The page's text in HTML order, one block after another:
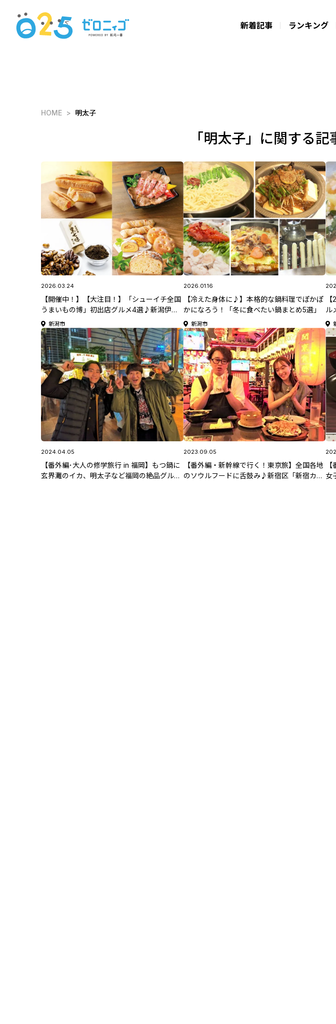
新着記事 ランキング
HOME 明太子
「明太子」に関する記
2026.03.24
【開催中！】【大注目！】「シューイチ全国
うまいもの博」初出店グルメ4選♪新潟伊勢
丹で開催！第1弾は3月25日(水)から！
新潟市
2026.01.16
【冷えた身体に♪】本格的な鍋料理でぽかぽ
かになろう！「冬に食べたい鍋まとめ5選」
新潟市
ル
ニ
2024.04.05
【番外編･大人の修学旅行 in 福岡】もつ鍋に
玄界灘のイカ、明太子など福岡の絶品グルメ
2023.09.05
【番外編・新幹線で行く！東京旅】全国各地
のソウルフードに舌鼓み♪新宿区「新宿カブ 女